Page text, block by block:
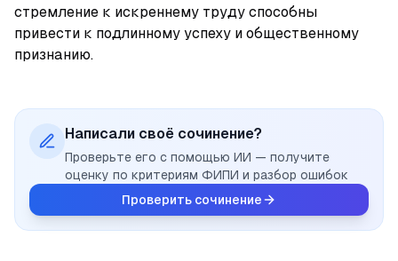
стремление к искреннему труду способны
привести к подлинному успеху и общественному
признанию.
Написали своё сочинение?
Проверьте его с помощью ИИ — получите
оценку по критериям ФИПИ и разбор ошибок
Проверить сочинение